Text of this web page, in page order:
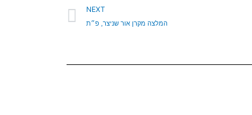
NEXT
המלצה מקרן אור שניצר, פ״ת